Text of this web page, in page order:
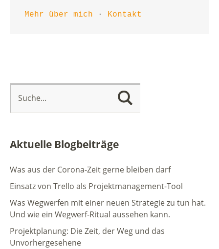
Mehr über mich · Kontakt
Aktuelle Blogbeiträge
Was aus der Corona-Zeit gerne bleiben darf
Einsatz von Trello als Projektmanagement-Tool
Was Wegwerfen mit einer neuen Strategie zu tun hat.
Und wie ein Wegwerf-Ritual aussehen kann.
Projektplanung: Die Zeit, der Weg und das
Unvorhergesehene